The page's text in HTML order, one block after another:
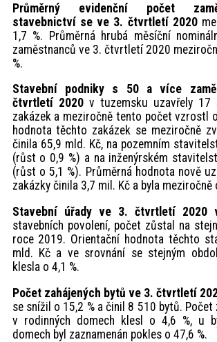
Průměrný evidenční počet
stavebnictví se ve 3. čtvrtletí 2020
1,7 %. Průměrná hrubá měsíční
zaměstnanců ve 3. čtvrtletí 2020
%.
Stavební podniky s 50 a více
čtvrtletí 2020v tuzemsku uzavřely 17
zakázek a meziročně tento počet vzrostl
hodnota těchto zakázek se meziročně
činila 65,9 mld. Kč, na pozemním
(růst o 0,9 %) a na inženýrském
(růst o 5,1 %). Průměrná hodnota nově
zakázky činila 3,7 mil. Kč a byla meziročně
Stavební úřady ve 3. čtvrtletí 2020
stavebních povolení, počet zůstal na
roce 2019. Orientační hodnota těchto
mld. Kč a ve srovnání se stejným
klesla o 4,1 %.
Počet zahájených bytů ve 3. čtvrtletí
se snížil o 15,2 % a činil 8 510 bytů. Počet
v rodinných domech klesl o 4,6 %, u
domech byl zaznamenán pokles o 47,6 %.